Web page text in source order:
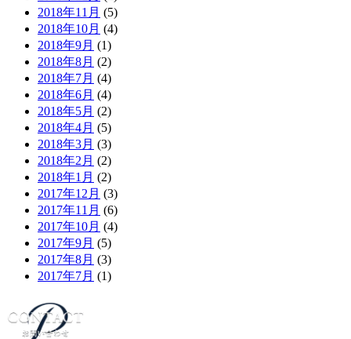
2018年11月 (5)
2018年10月 (4)
2018年9月 (1)
2018年8月 (2)
2018年7月 (4)
2018年6月 (4)
2018年5月 (2)
2018年4月 (5)
2018年3月 (3)
2018年2月 (2)
2018年1月 (2)
2017年12月 (3)
2017年11月 (6)
2017年10月 (4)
2017年9月 (5)
2017年8月 (3)
2017年7月 (1)